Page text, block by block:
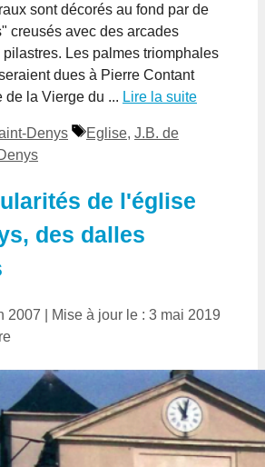
sont décorés au fond par de
creusés avec des arcades
pilastres. Les palmes triomphales
dues à Pierre Contant
de la Vierge du ... Lire la suite
Denys Étiquettes
Eglise, J.B. de
de l'église
des dalles
2007
Mise à jour le : 3 mai 2019